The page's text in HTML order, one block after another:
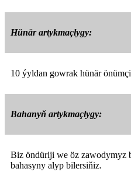
Hünär artykmaçlygy:
10 ýyldan gowrak hünär
Bahanyň artykmaçlygy:
Biz öndüriji we öz zawodymyz
bahasyny alyp bilersiňiz.